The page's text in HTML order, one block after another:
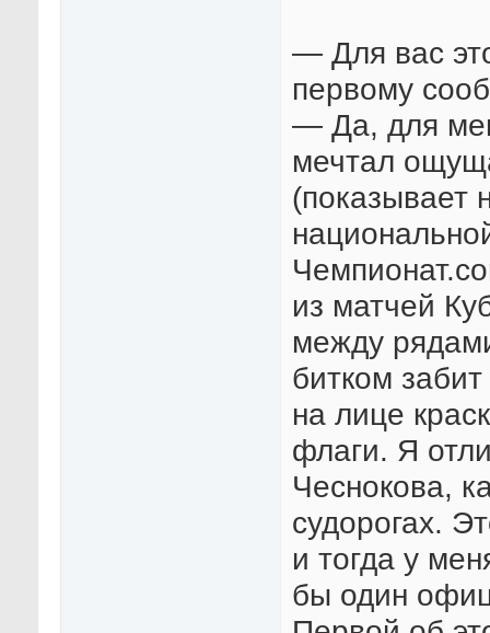
— Для вас
первому
— Да, для
мечтал
(показывает
из матчей
между
битком
на лице
флаги. Я
Чеснокова,
судорогах.
и тогда у
бы один